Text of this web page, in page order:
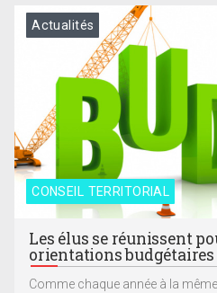
CONSEIL TERRITORIAL
Actualités
Les élus se réunissent
orientations budgétaires
Comme chaque année à la